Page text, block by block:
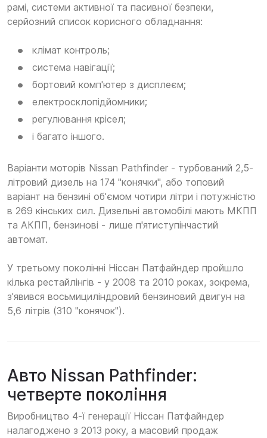
рамі, системи активної та пасивної безпеки,
серйозний список корисного обладнання:
клімат контроль;
система навігації;
бортовий комп'ютер з дисплеєм;
електросклопідйомники;
регулювання крісел;
і багато іншого.
Варіанти моторів Nissan Pathfinder - турбований 2,5-
літровий дизель на 174 "конячки", або топовий
варіант на бензині об'ємом чотири літри і потужністю
в 269 кінських сил. Дизельні автомобілі мають МКПП
та АКПП, бензинові - лише п'ятиступінчастий
автомат.
У третьому поколінні Ніссан Патфайндер пройшло
кілька рестайлінгів - у 2008 та 2010 роках, зокрема,
з'явився восьмициліндровий бензиновий двигун на
5,6 літрів (310 "конячок").
Авто Nissan Pathfinder:
четверте покоління
Виробництво 4-ї генерації Ніссан Патфайндер
налагоджено з 2013 року, а масовий продаж